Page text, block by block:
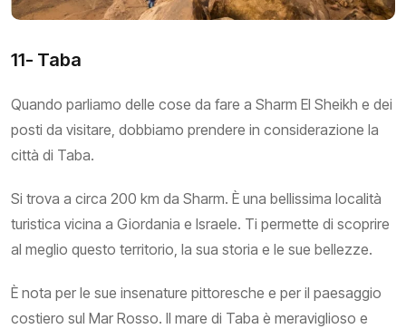
11- Taba
Quando parliamo delle cose da fare a Sharm El Sheikh e dei
posti da visitare, dobbiamo prendere in considerazione la
città di Taba.
Si trova a circa 200 km da Sharm. È una bellissima località
turistica vicina a Giordania e Israele. Ti permette di scoprire
al meglio questo territorio, la sua storia e le sue bellezze.
È nota per le sue insenature pittoresche e per il paesaggio
costiero sul Mar Rosso. Il mare di Taba è meraviglioso e